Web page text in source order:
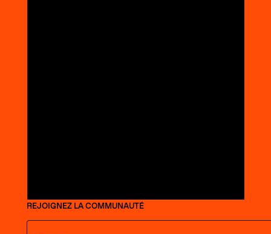
REJOIGNEZ LA COMMUNAUTÉ